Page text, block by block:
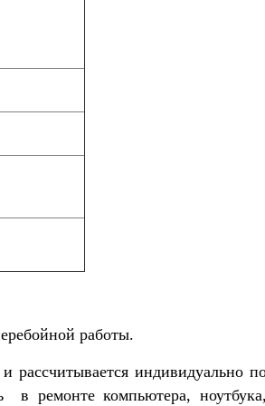
работы.
рассчитывается индивидуально
в ремонте компьютера,